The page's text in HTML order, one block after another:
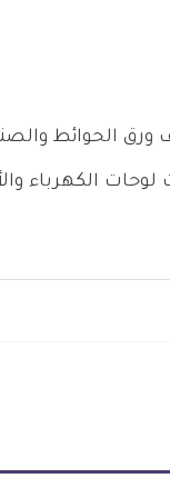
الحوائط
الكهرباء